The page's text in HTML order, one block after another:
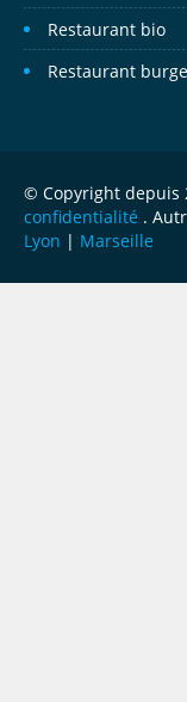
Restaurant bio
Restaurant
© Copyright depuis
confidentialité .
Lyon | Marseille